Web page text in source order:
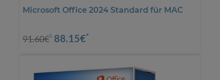
Microsoft Office 2024 Standard für MAC
91.60€* 88.15€*